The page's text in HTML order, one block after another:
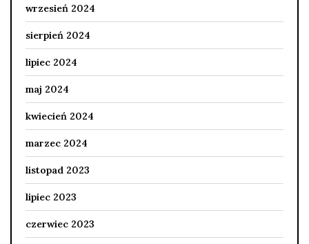
wrzesień 2024
sierpień 2024
lipiec 2024
maj 2024
kwiecień 2024
marzec 2024
listopad 2023
lipiec 2023
czerwiec 2023